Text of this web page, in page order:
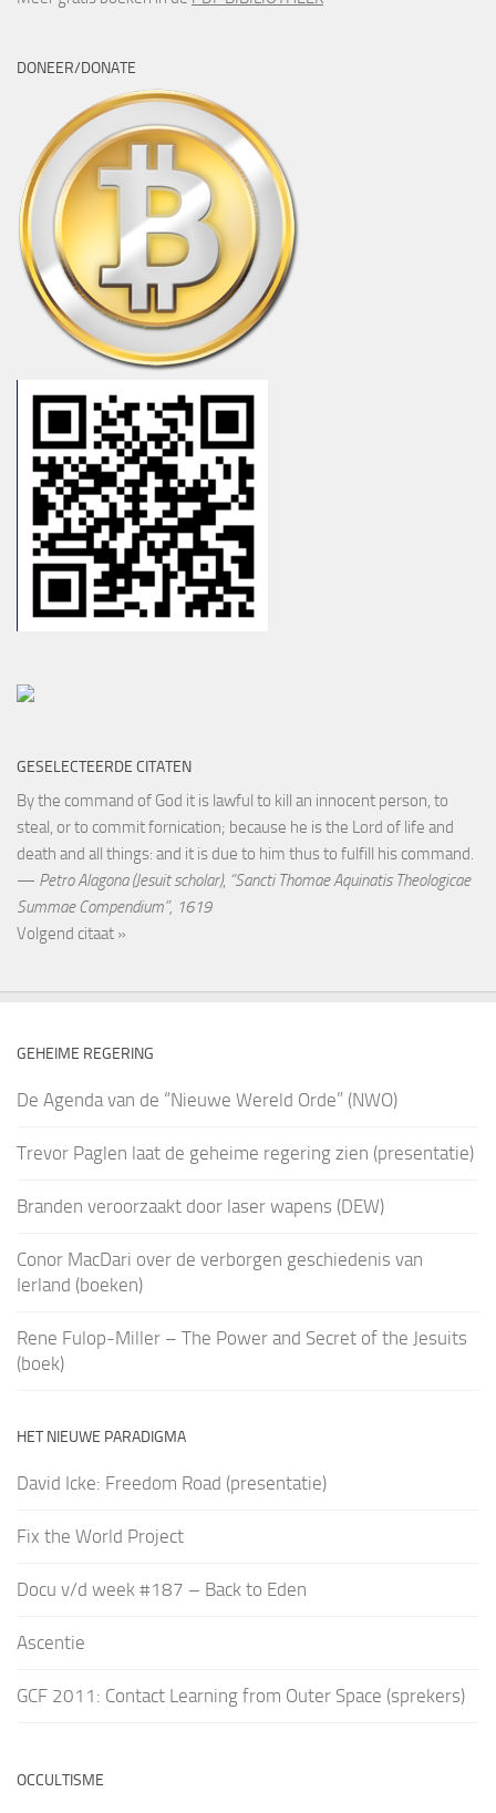
DONEER/DONATE
GESELECTEERDE CITATEN
By the command of God it is lawful to kill an innocent person, to
steal, or to commit fornication; because he is the Lord of life and
death and all things: and it is due to him thus to fulfill his command.
— Petro Alagona (Jesuit scholar), “Sancti Thomae Aquinatis Theologicae
Summae Compendium”, 1619
Volgend citaat »
GEHEIME REGERING
De Agenda van de “Nieuwe Wereld Orde” (NWO)
Trevor Paglen laat de geheime regering zien (presentatie)
Branden veroorzaakt door laser wapens (DEW)
Conor MacDari over de verborgen geschiedenis van
Ierland (boeken)
Rene Fulop-Miller – The Power and Secret of the Jesuits
(boek)
HET NIEUWE PARADIGMA
David Icke: Freedom Road (presentatie)
Fix the World Project
Docu v/d week #187 – Back to Eden
Ascentie
GCF 2011: Contact Learning from Outer Space (sprekers)
OCCULTISME